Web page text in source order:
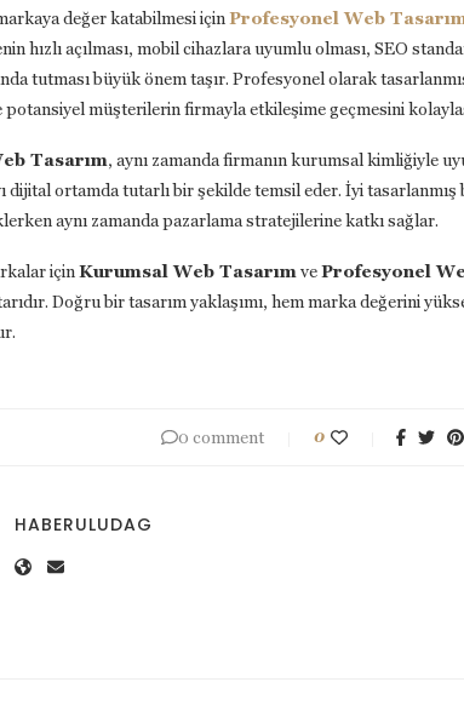
değer katabilmesi içinProfesyonel Web
hızlı açılması, mobil cihazlara uyumlu olması, SEO
tutması büyük önem taşır. Profesyonel olarak
potansiyel müşterilerin firmayla etkileşime geçmesini
Tasarım, aynı zamanda firmanın kurumsal kimliğiyle
dijital ortamda tutarlı bir şekilde temsil eder. İyi tasarlanmış
aynı zamanda pazarlama stratejilerine katkı sağlar.
içinKurumsal Web Tasarım veProfesyonel
Doğru bir tasarım yaklaşımı, hem marka değerini
0 comment 0
HABERULUDAG